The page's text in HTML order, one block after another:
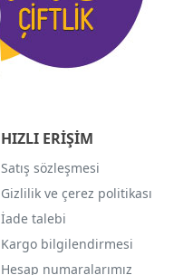
HIZLI ERİŞİM
Satış sözleşmesi
Gizlilik ve çerez politikası
İade talebi
Kargo bilgilendirmesi
Hesap numaralarımız